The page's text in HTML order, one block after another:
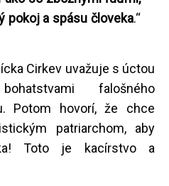
pokoj a spásu človeka.“
Cirkev uvažuje s úctou
falošného
Potom hovorí, že chce
patriarchom, aby
Toto je kacírstvo a